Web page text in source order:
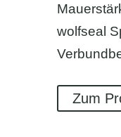
wolfseal
Zum